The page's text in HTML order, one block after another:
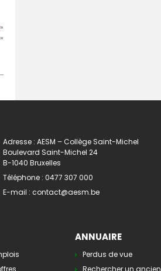
»
»
Adresse : AESM – Collège Saint-Michel
Boulevard Saint-Michel 24
B-1040 Bruxelles
Téléphone : 0477 307 000
E-mail : contact@aesm.be
ANNUAIRE
Perdus de vue
Rechercher un ancien